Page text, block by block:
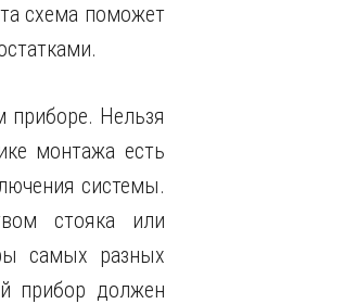
схема поможет
приборе. Нельзя
монтажа есть
системы.
стояка или
самых разных
прибор должен